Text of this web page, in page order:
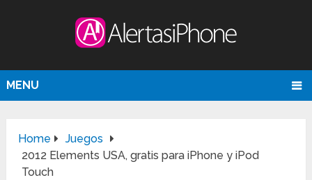
MENU
Home
Juegos
2012 Elements USA, gratis para iPhone y iPod
Touch